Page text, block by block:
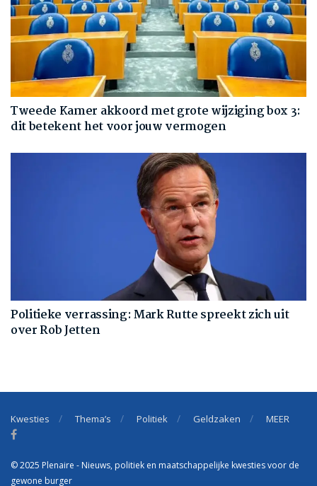
Tweede Kamer akkoord met grote wijziging box 3:
dit betekent het voor jouw vermogen
Politieke verrassing: Mark Rutte spreekt zich uit
over Rob Jetten
Kwesties Thema’s Politiek Geldzaken MEER
© 2025 Plenaire - Nieuws, politiek en maatschappelijke kwesties voor de
gewone burger